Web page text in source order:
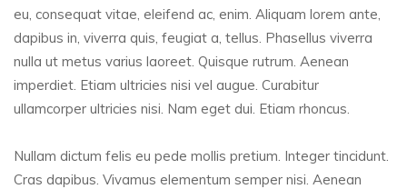
eu, consequat vitae, eleifend ac, enim. Aliquam lorem ante,
dapibus in, viverra quis, feugiat a, tellus. Phasellus viverra
nulla ut metus varius laoreet. Quisque rutrum. Aenean
imperdiet. Etiam ultricies nisi vel augue. Curabitur
ullamcorper ultricies nisi. Nam eget dui. Etiam rhoncus.
Nullam dictum felis eu pede mollis pretium. Integer tincidunt.
Cras dapibus. Vivamus elementum semper nisi. Aenean